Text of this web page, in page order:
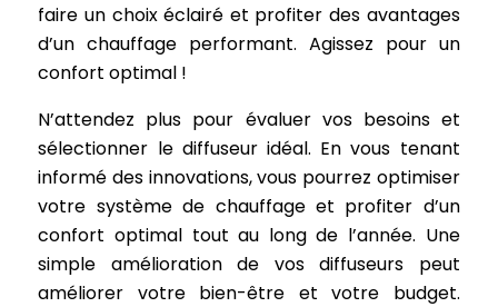
faire un choix éclairé et profiter des avantages
d’un chauffage performant. Agissez pour un
confort optimal !
N’attendez plus pour évaluer vos besoins et
sélectionner le diffuseur idéal. En vous tenant
informé des innovations, vous pourrez optimiser
votre système de chauffage et profiter d’un
confort optimal tout au long de l’année. Une
simple amélioration de vos diffuseurs peut
améliorer votre bien-être et votre budget.